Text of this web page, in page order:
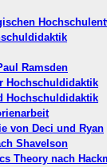
Ramsden
Hochschuldidaktik
Hochschuldidaktik
von Deci und Ryan
Shavelson
Theory nach